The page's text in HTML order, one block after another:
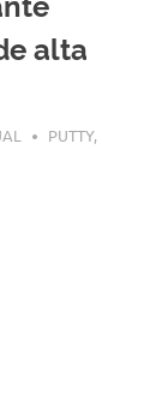
alta
PUTTY,